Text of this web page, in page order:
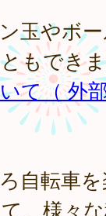
玉やボ
もでき
て（ 外
自転車
、様々